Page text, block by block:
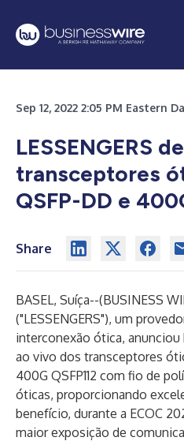
Sep 12, 2022 2:05 PM Eastern
LESSENGERS
transceptores
QSFP-DD e
Share
BASEL, Suíça--(BUSINESS
("LESSENGERS"), um
interconexão ótica,
ao vivo dos transceptores
400G QSFP112 com fio de
óticas, proporcionando
benefício, durante a ECOC
maior exposição de